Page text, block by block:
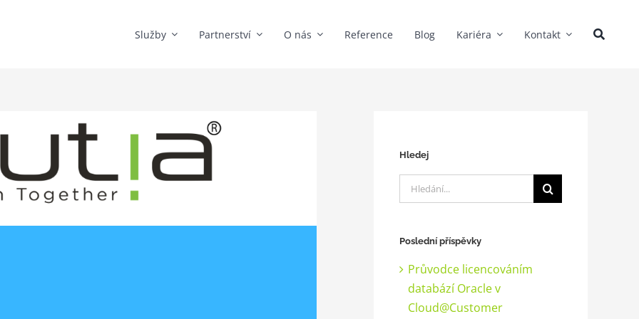
Služby Partnerství O nás Reference Blog Kariéra Kontakt
Hledej
Hledat:
Poslední příspěvky
Průvodce licencováním
databází Oracle v
Cloud@Customer